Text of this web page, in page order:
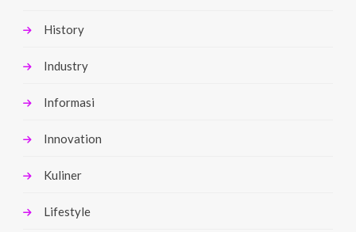
History
Industry
Informasi
Innovation
Kuliner
Lifestyle